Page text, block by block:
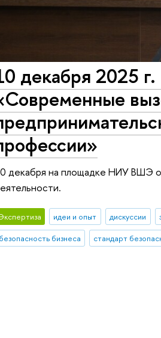
декабря 2025
декабря на площадке НИУ ВШЭ
идеи и опыт дискуссии
безопасность бизнеса
стандарт